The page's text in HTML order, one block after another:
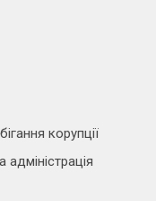
корупції